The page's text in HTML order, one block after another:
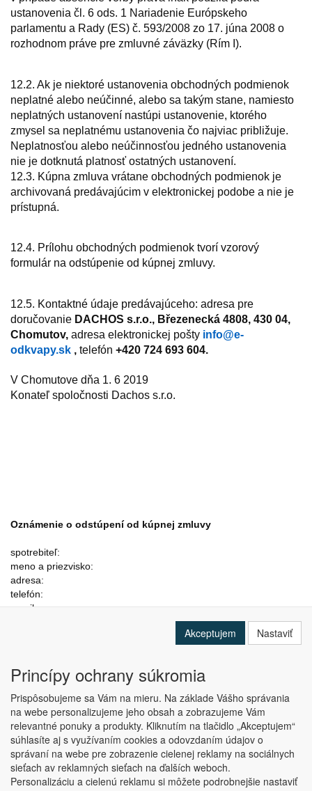
ustanovenia čl. 6 ods. 1 Nariadenie Európskeho
parlamentu a Rady (ES) č. 593/2008 zo 17. júna 2008 o
rozhodnom práve pre zmluvné záväzky (Rím I).
12.2. Ak je niektoré ustanovenia obchodných podmienok
neplatné alebo neúčinné, alebo sa takým stane, namiesto
neplatných ustanovení nastúpi ustanovenie, ktorého
zmysel sa neplatnému ustanovenia čo najviac približuje.
Neplatnosťou alebo neúčinnosťou jedného ustanovenia
nie je dotknutá platnosť ostatných ustanovení.
12.3. Kúpna zmluva vrátane obchodných podmienok je
archivovaná predávajúcim v elektronickej podobe a nie je
prístupná.
12.4. Prílohu obchodných podmienok tvorí vzorový
formulár na odstúpenie od kúpnej zmluvy.
12.5. Kontaktné údaje predávajúceho: adresa pre
doručovanie DACHOS s.r.o., Březenecká 4808, 430 04,
Chomutov, adresa elektronickej pošty info@e-
odkvapy.sk , telefón +420 724 693 604.
V Chomutove dňa 1. 6 2019
Konateľ spoločnosti Dachos s.r.o.
Oznámenie o odstúpení od kúpnej zmluvy
spotrebiteľ:
meno a priezvisko:
adresa:
telefón:
email:
DIČ: CZ04481895
Oznámenie o odstúpení od kúpnej zmluvy
Vážení,
Akceptujem Nastaviť
Princípy ochrany súkromia
Prispôsobujeme sa Vám na mieru. Na základe Vášho správania
na webe personalizujeme jeho obsah a zobrazujeme Vám
relevantné ponuky a produkty. Kliknutím na tlačidlo „Akceptujem“
súhlasíte aj s využívaním cookies a odovzdaním údajov o
správaní na webe pre zobrazenie cielenej reklamy na sociálnych
sieťach av reklamných sieťach na ďalších weboch.
Personalizáciu a cielenú reklamu si môžete podrobnejšie nastaviť